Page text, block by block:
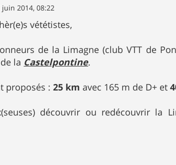
juin 2014, 08:22
vététistes,
de la Limagne (club VTT de
la Castelpontine.
proposés :25 km avec 165 m de D+ et
découvrir ou redécouvrir la